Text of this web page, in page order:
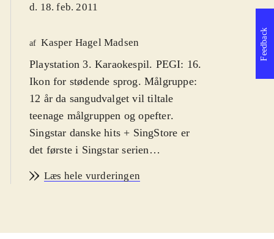
d. 18. feb. 2011
af Kasper Hagel Madsen
Playstation 3. Karaokespil. PEGI: 16.
Ikon for stødende sprog. Målgruppe:
12 år da sangudvalget vil tiltale
teenage målgruppen og opefter.
Singstar danske hits + SingStore er
det første i Singstar serien
med på primært ny-klassikere af
hits af fx Cut n' Move og Poul Krebs
Læs hele vurderingen
Feedback